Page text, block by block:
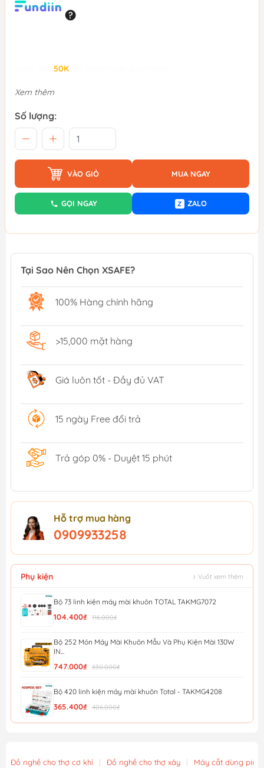
50K
Xem thêm
Số lượng:
VÀO GIỎ MUA NGAY
GỌI NGAY Z ZALO
Tại Sao Nên Chọn XSAFE?
100% Hàng chính hãng
>15,000 mặt hàng
Giá luôn tốt - Đầy đủ VAT
15 ngày Free đổi trả
Trả góp 0% - Duyệt 15 phút
Hỗ trợ mua hàng
0909933258
Phụ kiện ↕ Vuốt xem thêm
Bộ 73 linh kiện máy mài khuôn TOTAL TAKMG7072
104.400₫ 116.000₫
Bộ 252 Món Máy Mài Khuôn Mẫu Và Phụ Kiện Mài 130W
IN...
747.000₫ 830.000₫
Bộ 420 linh kiện máy mài khuôn Total - TAKMG4208
365.400₫ 406.000₫
Đồ nghề cho thợ cơ khí | Đồ nghề cho thợ xây | Máy cắt dùng pin